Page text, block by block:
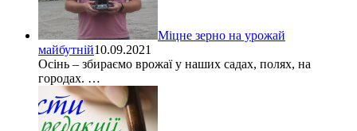
Міцне зерно на урожай
майбутній10.09.2021
Осінь – збираємо врожаї у наших садах, полях, на
городах. …